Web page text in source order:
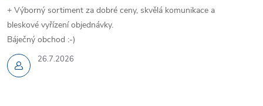
ý
p
i
s
26.7.2026
+ Výborný sortiment za dobré ceny, skvělá komunikace a
bleskové vyřízení objednávky.
Báječný obchod :-)